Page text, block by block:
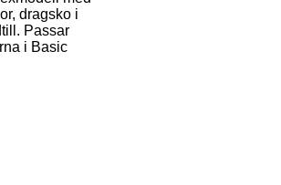
dragsko i
Passar
i Basic